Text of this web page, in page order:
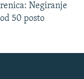
Negiranje
50 posto